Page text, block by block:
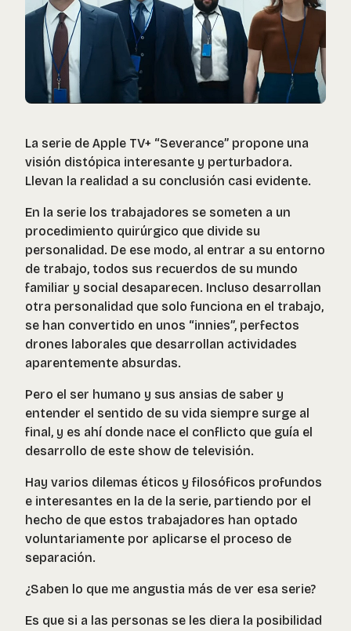
La serie de Apple TV+ “Severance” propone una
visión distópica interesante y perturbadora.
Llevan la realidad a su conclusión casi evidente.
En la serie los trabajadores se someten a un
procedimiento quirúrgico que divide su
personalidad. De ese modo, al entrar a su entorno
de trabajo, todos sus recuerdos de su mundo
familiar y social desaparecen. Incluso desarrollan
otra personalidad que solo funciona en el trabajo,
se han convertido en unos “innies”, perfectos
drones laborales que desarrollan actividades
aparentemente absurdas.
Pero el ser humano y sus ansias de saber y
entender el sentido de su vida siempre surge al
final, y es ahí donde nace el conflicto que guía el
desarrollo de este show de televisión.
Hay varios dilemas éticos y filosóficos profundos
e interesantes en la de la serie, partiendo por el
hecho de que estos trabajadores han optado
voluntariamente por aplicarse el proceso de
separación.
¿Saben lo que me angustia más de ver esa serie?
Es que si a las personas se les diera la posibilidad